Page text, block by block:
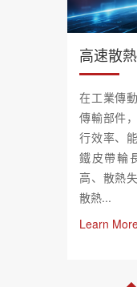
高速散
在工業傳
傳輸部件
行效率、
鐵皮帶輪
高、散熱
散熱...
Learn